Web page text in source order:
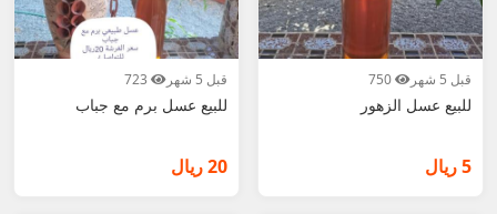
قبل 5 شهر
للبيع عسل الزهور
5 ريال
قبل 5 شهر
للبيع عسل برم مع جباب
20 ريال